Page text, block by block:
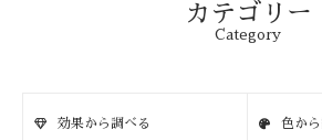
カテゴリー
Category
効果から調べる 色か